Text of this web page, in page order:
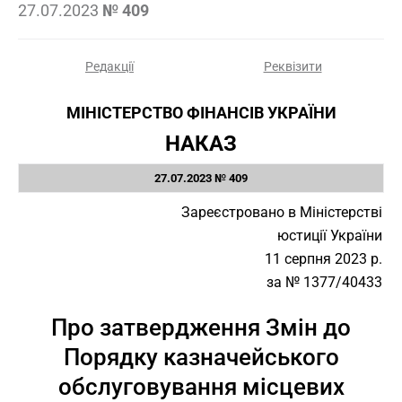
27.07.2023 № 409
Редакції Реквізити
МІНІСТЕРСТВО ФІНАНСІВ УКРАЇНИ
НАКАЗ
27.07.2023 № 409
Зареєстровано в Міністерстві
юстиції України
11 серпня 2023 р.
за № 1377/40433
Про затвердження Змін до
Порядку казначейського
обслуговування місцевих